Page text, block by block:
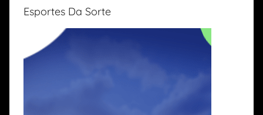
Esportes Da Sorte